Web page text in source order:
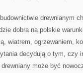
drewnianym
dobra na polskie
wiatrem, ogrzewaniem,
decydują o tym, czy
może być